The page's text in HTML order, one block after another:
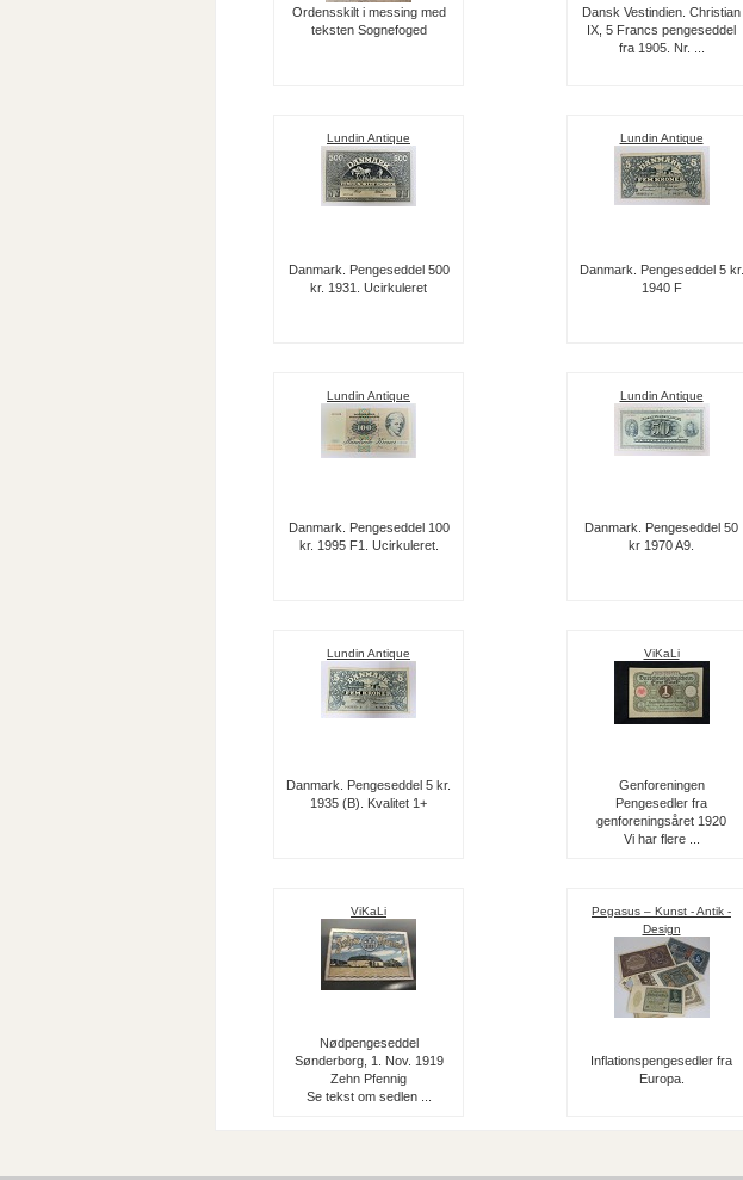
Ordensskilt i messing med
teksten Sognefoged
Dansk Vestindien. Christian
IX, 5 Francs pengeseddel
fra 1905. Nr. ...
Lundin Antique
Danmark. Pengeseddel 500
kr. 1931. Ucirkuleret
Lundin Antique
Danmark. Pengeseddel 5 kr.
1940 F
Lundin Antique
Danmark. Pengeseddel 100
kr. 1995 F1. Ucirkuleret.
Lundin Antique
Danmark. Pengeseddel 50
kr 1970 A9.
Lundin Antique
Danmark. Pengeseddel 5 kr.
1935 (B). Kvalitet 1+
ViKaLi
Genforeningen
Pengesedler fra
genforeningsåret 1920
Vi har flere ...
ViKaLi
Nødpengeseddel
Sønderborg, 1. Nov. 1919
Zehn Pfennig
Se tekst om sedlen ...
Pegasus – Kunst - Antik -
Design
Inflationspengesedler fra
Europa.